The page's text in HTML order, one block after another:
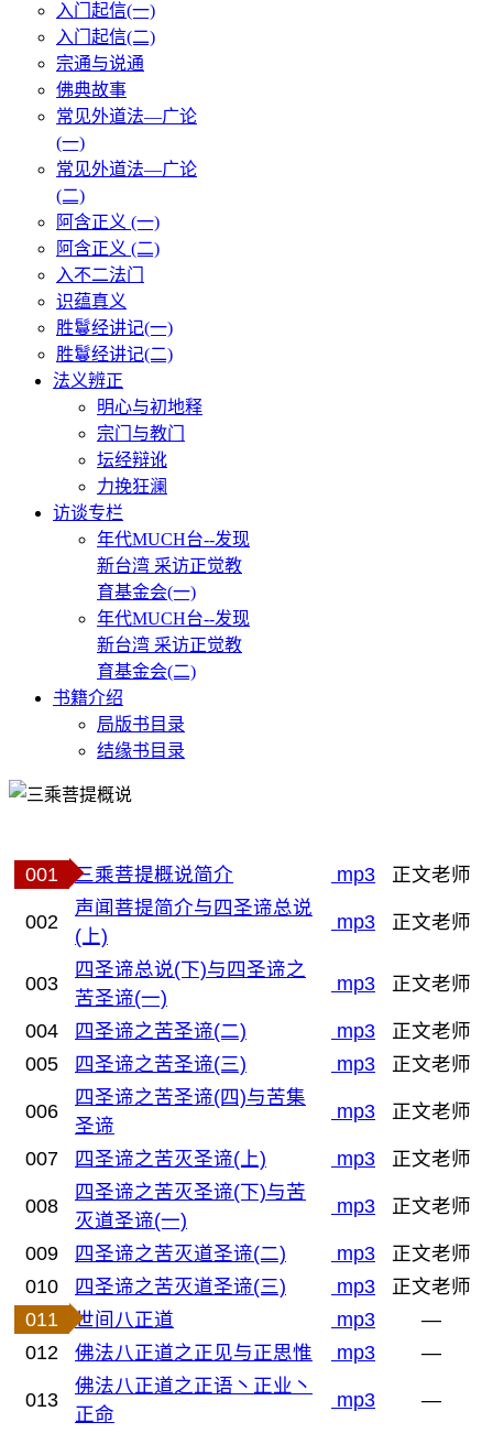
入门起信(一)
入门起信(二)
宗通与说通
佛典故事
常见外道法—广论
(一)
常见外道法—广论
(二)
阿含正义 (一)
阿含正义 (二)
入不二法门
识蕴真义
胜鬘经讲记(一)
胜鬘经讲记(二)
法义辨正
明心与初地释
宗门与教门
坛经辩讹
力挽狂澜
访谈专栏
年代MUCH台--发现
新台湾 采访正觉教
育基金会(一)
年代MUCH台--发现
新台湾 采访正觉教
育基金会(二)
书籍介绍
局版书目录
结缘书目录
001 三乘菩提概说简介 mp3 正文老师
002
声闻菩提简介与四圣谛总说
(上)
mp3 正文老师
003
四圣谛总说(下)与四圣谛之
苦圣谛(一)
mp3 正文老师
004 四圣谛之苦圣谛(二) mp3
正文老师
005
四圣谛之苦圣谛(三) mp3 正文老师
006
四圣谛之苦圣谛(四)与苦集
圣谛
mp3 正文老师
007 四圣谛之苦灭圣谛(上) mp3 正文老师
008
四圣谛之苦灭圣谛(下)与苦
灭道圣谛(一)
mp3 正文老师
009 四圣谛之苦灭道圣谛(二) mp3
正文老师
010
四圣谛之苦灭道圣谛(三) mp3
正文老师
011
世间八正道 mp3
—
012
佛法八正道之正见与正思惟 mp3 —
013
佛法八正道之正语丶正业丶
正命
mp3 —